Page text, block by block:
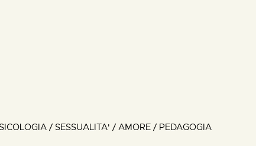
/ SESSUALITA' / AMORE / PEDAGOGIA